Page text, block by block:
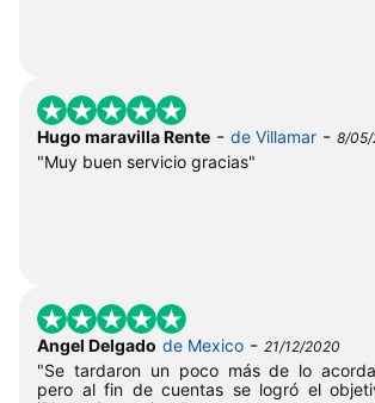
Hugo maravilla Rente - de Villamar - 8/05/
"Muy buen servicio gracias"
Angel Delgado de Mexico - 21/12/2020
"Se tardaron un poco más de lo
pero al fin de cuentas se logró el